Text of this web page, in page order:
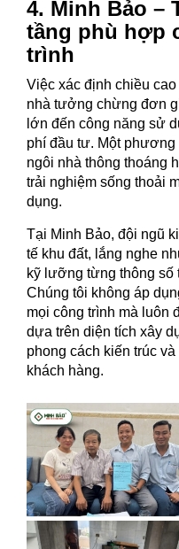
4. Minh Bảo –
tầng phù hợp
trình
Việc xác định chiều
nhà tưởng chừng đơn
lớn đến công năng sử
phí đầu tư. Một
ngôi nhà thông thoáng
trải nghiệm sống thoải
dụng.
Tại Minh Bảo, đội ngũ
tế khu đất, lắng nghe
kỹ lưỡng từng thông số
Chúng tôi không áp
mọi công trình mà luôn
dựa trên diện tích xây
phong cách kiến trúc
khách hàng.